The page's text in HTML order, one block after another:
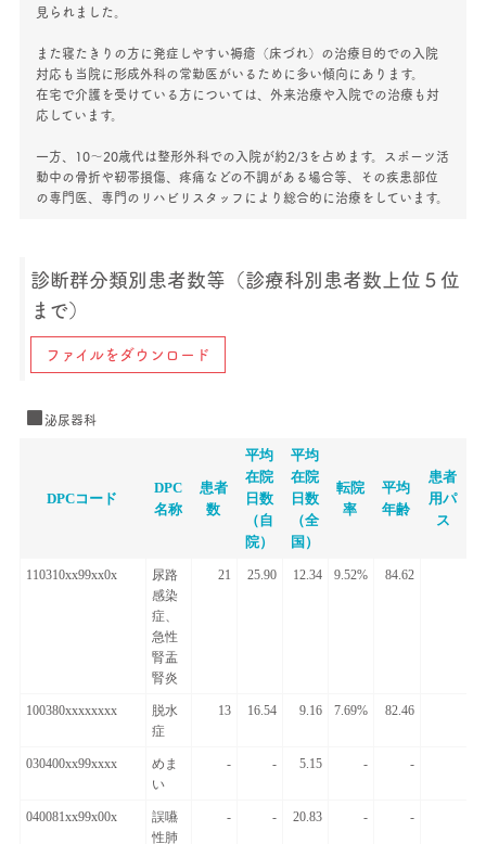
見られました。
また寝たきりの方に発症しやすい褥瘡（床づれ）の治療目的での入院
対応も当院に形成外科の常勤医がいるために多い傾向にあります。
在宅で介護を受けている方については、外来治療や入院での治療も対
応しています。
一方、10～20歳代は整形外科での入院が約2/3を占めます。スポーツ活
動中の骨折や靭帯損傷、疼痛などの不調がある場合等、その疾患部位
の専門医、専門のリハビリスタッフにより総合的に治療をしています。
診断群分類別患者数等（診療科別患者数上位５位
まで）
ファイルをダウンロード
泌尿器科
DPCコード
DPC
名称
患者
数
平均
在院
日数
（自
院）
平均
在院
日数
（全
国）
転院
率
平均
年齢
患者
用パ
ス
110310xx99xx0x
尿路
感染
症、
急性
腎盂
腎炎
21 25.90 12.34 9.52% 84.62
100380xxxxxxxx
脱水
症
13 16.54 9.16 7.69% 82.46
030400xx99xxxx
めま
い
- - 5.15 - -
040081xx99x00x
誤嚥
性肺
- - 20.83 - -